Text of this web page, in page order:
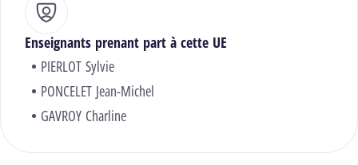
Enseignants prenant part à cette UE
PIERLOT Sylvie
PONCELET Jean-Michel
GAVROY Charline